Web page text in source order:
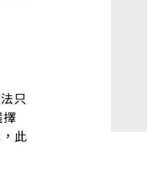
只
此